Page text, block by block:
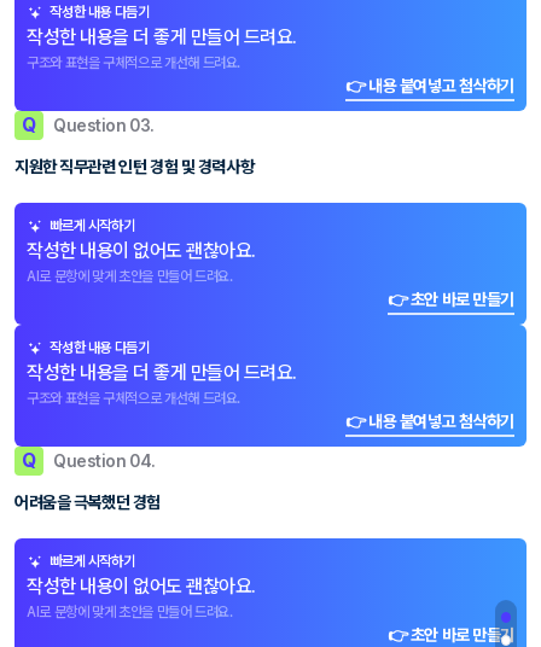
작성한 내용 다듬기
작성한 내용을 더 좋게 만들어 드려요.
구조와 표현을 구체적으로 개선해 드려요.
👉 내용 붙여넣고 첨삭하기
Q Question 03.
지원한 직무관련 인턴 경험 및 경력사항
빠르게 시작하기
작성한 내용이 없어도 괜찮아요.
AI로 문항에 맞게 초안을 만들어 드려요.
👉 초안 바로 만들기
작성한 내용 다듬기
작성한 내용을 더 좋게 만들어 드려요.
구조와 표현을 구체적으로 개선해 드려요.
👉 내용 붙여넣고 첨삭하기
Q Question 04.
어려움을 극복했던 경험
빠르게 시작하기
작성한 내용이 없어도 괜찮아요.
AI로 문항에 맞게 초안을 만들어 드려요.
👉 초안 바로 만들기